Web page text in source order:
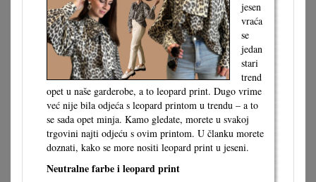
jesen
vraća
se
jedan
stari
trend
opet u naše garderobe, a to leopard print. Dugo vrime
već nije bila odjeća s leopard printom u trendu – a to
se sada opet minja. Kamo gledate, morete u svakoj
trgovini najti odjeću s ovim printom. U članku morete
doznati, kako se more nositi leopard print u jeseni.
Neutralne farbe i leopard print